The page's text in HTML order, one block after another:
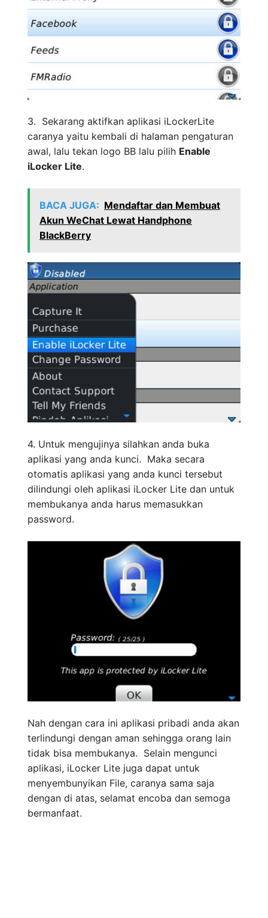
3. Sekarang aktifkan aplikasi iLockerLite
caranya yaitu kembali di halaman pengaturan
awal, lalu tekan logo BB lalu pilih Enable
iLocker Lite.
BACA JUGA: Mendaftar dan Membuat
Akun WeChat Lewat Handphone
BlackBerry
4. Untuk mengujinya silahkan anda buka
aplikasi yang anda kunci. Maka secara
otomatis aplikasi yang anda kunci tersebut
dilindungi oleh aplikasi iLocker Lite dan untuk
membukanya anda harus memasukkan
password.
Nah dengan cara ini aplikasi pribadi anda akan
terlindungi dengan aman sehingga orang lain
tidak bisa membukanya. Selain mengunci
aplikasi, iLocker Lite juga dapat untuk
menyembunyikan File, caranya sama saja
dengan di atas, selamat encoba dan semoga
bermanfaat.